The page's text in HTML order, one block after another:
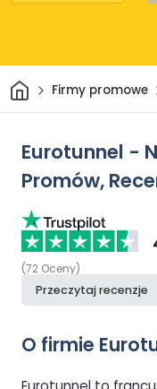
DomFirmy promowe
Eurotunnel -
Promów,
(72 Oceny)
Przeczytaj recenzje
O firmie